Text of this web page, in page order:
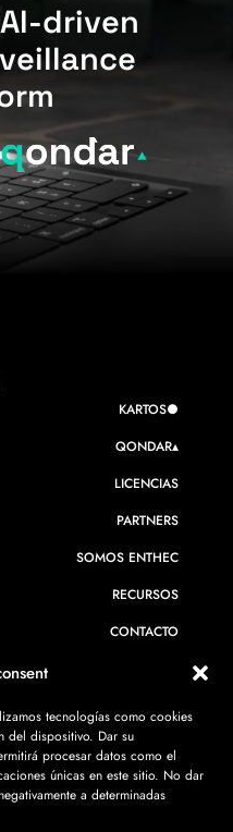
tecnologías como cookies
del dispositivo. Dar su
procesar datos como el
únicas en este sitio. No dar
a determinadas
driven
KARTOS●
QONDAR▴
LICENCIAS
PARTNERS
SOMOS ENTHEC
RECURSOS
CONTACTO
PARA BANCA
PARA EMPRESAS